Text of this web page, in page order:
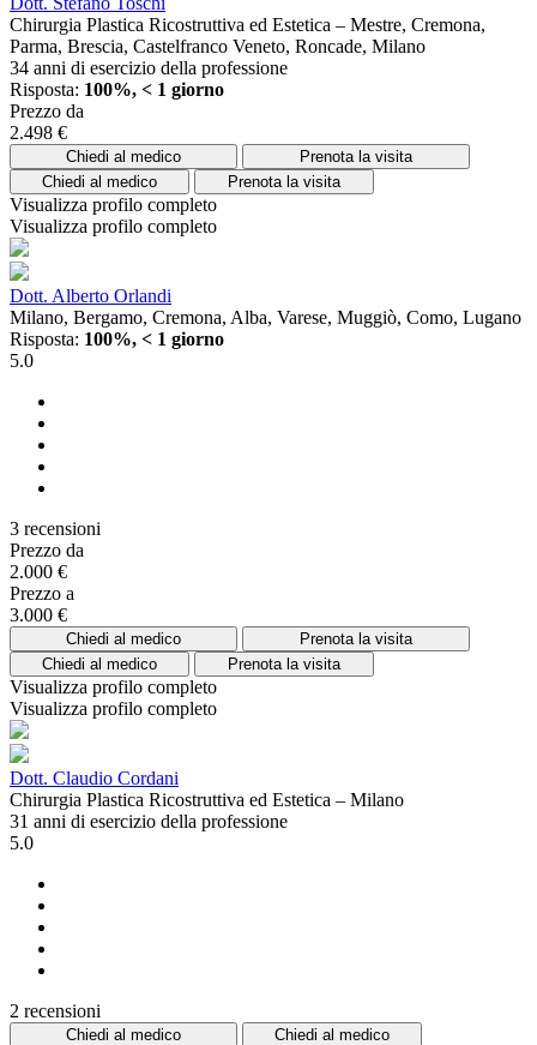
Chirurgia Plastica Ricostruttiva ed Estetica – Mestre, Cremona,
Parma, Brescia, Castelfranco Veneto, Roncade, Milano
34 anni di esercizio della professione
Risposta: 100%, < 1 giorno
Prezzo da
2.498 €
Chiedi al medico
Prenota la visita
Chiedi al medico
Prenota la visita
Visualizza profilo completo
Visualizza profilo completo
Dott. Alberto Orlandi
Milano, Bergamo, Cremona, Alba, Varese, Muggiò, Como, Lugano
Risposta: 100%, < 1 giorno
5.0
3 recensioni
Prezzo da
2.000 €
Prezzo a
3.000 €
Chiedi al medico
Prenota la visita
Chiedi al medico
Prenota la visita
Visualizza profilo completo
Visualizza profilo completo
Dott. Claudio Cordani
Chirurgia Plastica Ricostruttiva ed Estetica – Milano
31 anni di esercizio della professione
5.0
2 recensioni
Chiedi al medico Chiedi al medico